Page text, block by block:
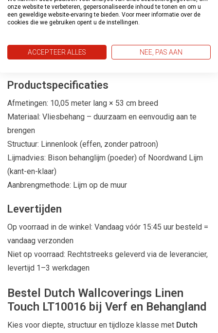
Dankzij de rustige linnenstructuur en warme uitstraling is
Linen Touch LT10016 toepasbaar in verschillende ruimtes,
hal. Overal zorgt dit behang voor een luxe en harmonieuze
basis.
Productspecificaties
Afmetingen: 10,05 meter lang × 53 cm breed
Materiaal: Vliesbehang – duurzaam en eenvoudig aan te
brengen
Structuur: Linnenlook (effen, zonder patroon)
Lijmadvies: Bison behanglijm (poeder) of Noordwand Lijm
(kant-en-klaar)
Aanbrengmethode: Lijm op de muur
Levertijden
Op voorraad in de winkel: Vandaag vóór 15:45 uur besteld =
vandaag verzonden
Niet op voorraad: Rechtstreeks geleverd via de leverancier,
levertijd 1–3 werkdagen
Bestel Dutch Wallcoverings Linen
Touch LT10016 bij Verf en Behangland
Kies voor diepte, structuur en tijdloze klasse met Dutch
onze website te verbeteren, gepersonaliseerde inhoud te tonen en om u
een geweldige website-ervaring te bieden. Voor meer informatie over de
cookies die we gebruiken opent u de instellingen.
ACCEPTEER ALLES NEE, PAS AAN